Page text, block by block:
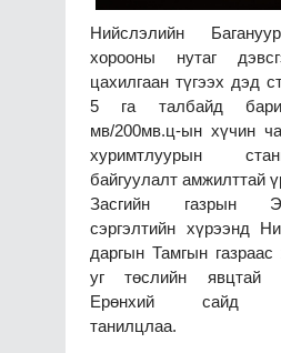
Нийслэлийн
хорооны нутаг
цахилгаан түгээх дэд
5 га талбайд
мв/200мв.ц-ын хүчин
хуримтлуурын
байгуулалт амжилттай
Засгийн газрын
сэргэлтийн хүрээнд
даргын Тамгын
уг төслийн явцтай
Ерөнхий сайд
танилцлаа.